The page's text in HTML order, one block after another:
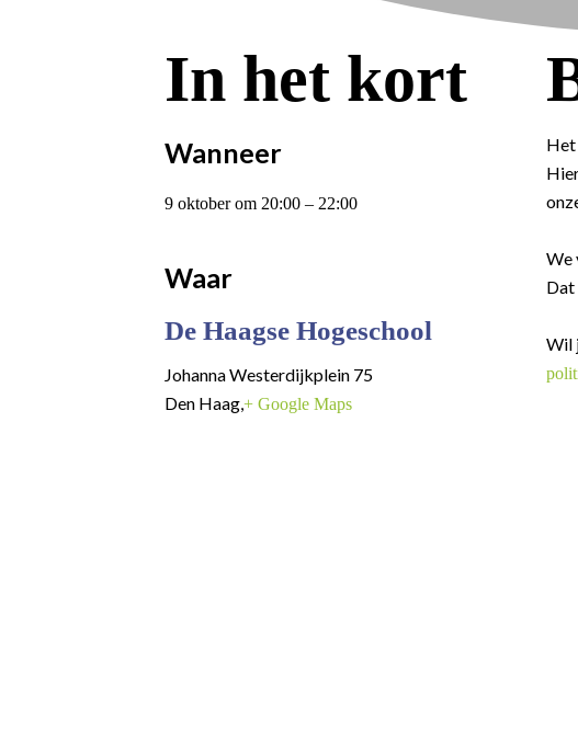
In het kort
Wanneer
9 oktoberom 20:00 – 22:00
Waar
De Haagse Hogeschool
Johanna Westerdijkplein 75
Den Haag,+ Google Maps
Het
We
Dat
Wil